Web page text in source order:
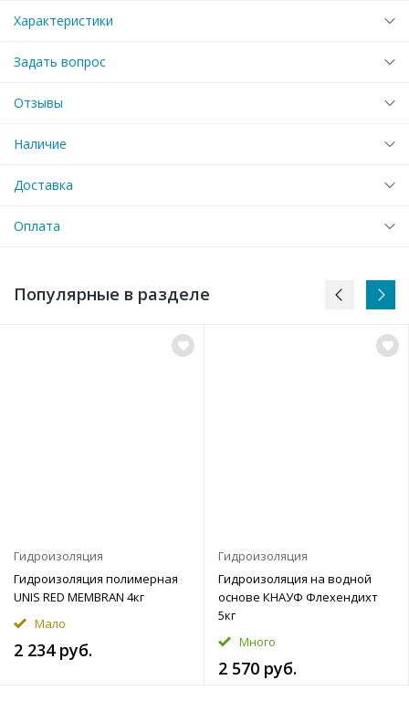
Характеристики
Задать вопрос
Отзывы
Наличие
Доставка
Оплата
Популярные в разделе
Гидроизоляция
Гидроизоляция полимерная
UNIS RED MEMBRAN 4кг
Мало
2 234 руб.
Гидроизоляция
Гидроизоляция на водной
основе КНАУФ Флехендихт
5кг
Много
2 570 руб.